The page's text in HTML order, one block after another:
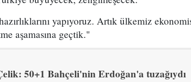
yapıyoruz. Artık ülkemiz
aşamasına geçtik."
50+1 Bahçeli'nin Erdoğan'a tuzağıydı